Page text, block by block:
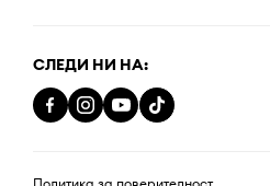
СЛЕДИ НИ НА: